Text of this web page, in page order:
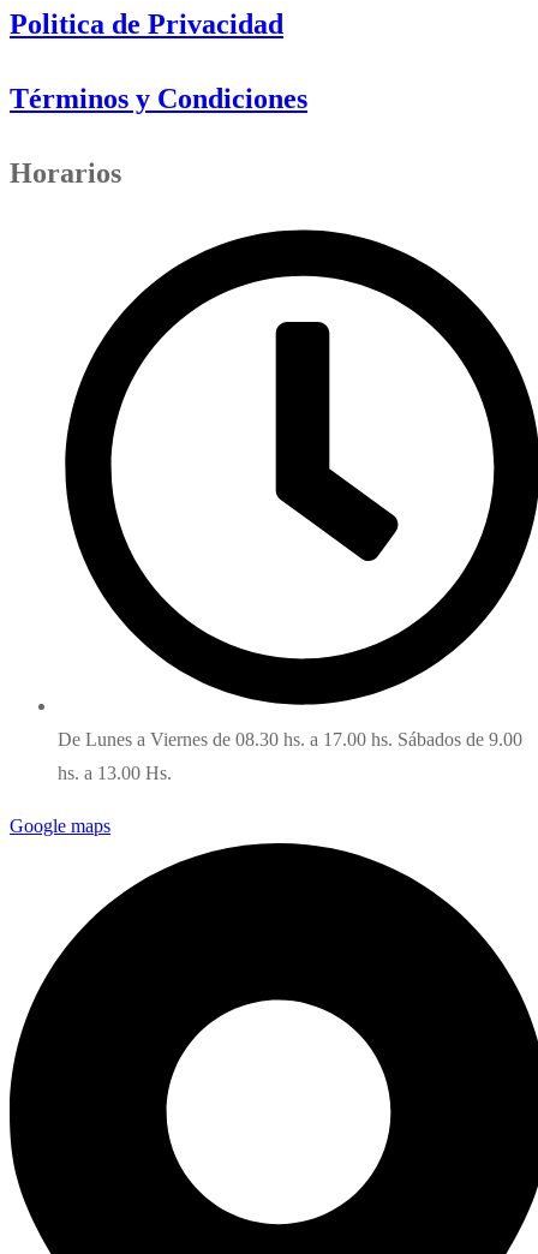
Politica de Privacidad
Términos y Condiciones
Horarios
De Lunes a Viernes de 08.30 hs. a 17.00 hs. Sábados de 9.00
hs. a 13.00 Hs.
Google maps